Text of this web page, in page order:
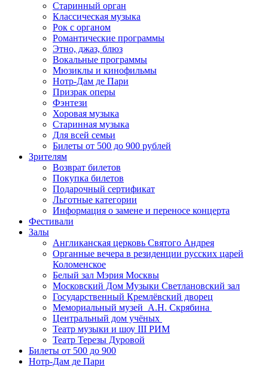
Старинный орган
Классическая музыка
Рок с органом
Романтические программы
Этно, джаз, блюз
Вокальные программы
Мюзиклы и кинофильмы
Нотр-Дам де Пари
Призрак оперы
Фэнтези
Хоровая музыка
Старинная музыка
Для всей семьи
Билеты от 500 до 900 рублей
Зрителям
Возврат билетов
Покупка билетов
Подарочный сертификат
Льготные категории
Информация о замене и переносе концерта
Фестивали
Залы
Англиканская церковь Святого Андрея
Органные вечера в резиденции русских царей
Коломенское
Белый зал Мэрия Москвы
Московский Дом Музыки Светлановский зал
Государственный Кремлёвский дворец
Мемориальный музей А.Н. Скрябина
Центральный дом учёных
Театр музыки и шоу III РИМ
Театр Терезы Дуровой
Билеты от 500 до 900
Нотр-Дам де Пари